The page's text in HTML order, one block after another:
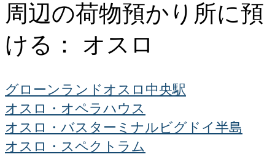
周辺の荷物預かり所に預
ける： オスロ
グローンランド オスロ中央駅
オスロ・オペラハウス
オスロ・バスターミナル ビグドイ半島
オスロ・スペクトラム